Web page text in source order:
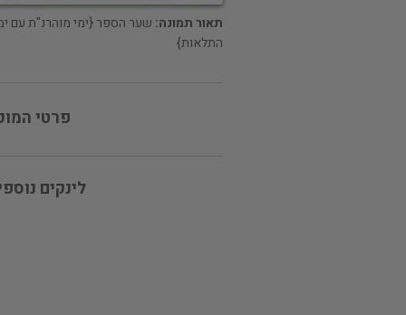
תאור תמונה: שער הספר {ימי מוהרנ"ת עם
התלאות}
פרטי
לינקים